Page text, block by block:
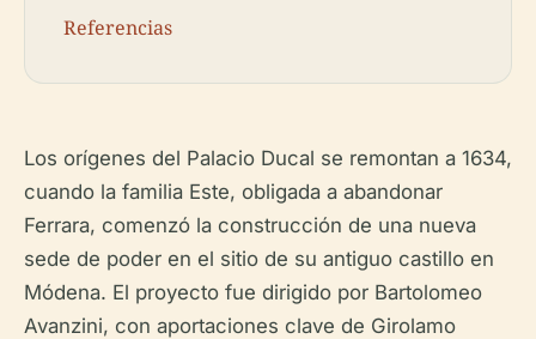
Referencias
Los orígenes del Palacio Ducal se remontan a 1634,
cuando la familia Este, obligada a abandonar
Ferrara, comenzó la construcción de una nueva
sede de poder en el sitio de su antiguo castillo en
Módena. El proyecto fue dirigido por Bartolomeo
Avanzini, con aportaciones clave de Girolamo